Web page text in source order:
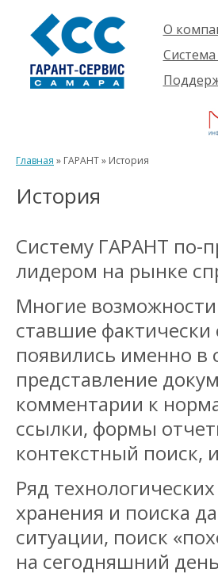
О
Проекты
Партнеры
О
решения
Будущим
Главная » ГАРАНТ » История
История
Систему ГАРАНТ по-
лидером на рынке
Многие
ставшие
появились именно в
представление
комментарии к
ссылки, формы
контекстный поиск,
Ряд
хранения и поиска
ситуации, поиск
на сегодняшний